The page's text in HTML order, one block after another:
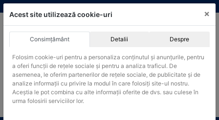
Skip
to
Produsele pot fi achizitionate si in sistemul SEAP / SICAP
Products
search
CAUTARE
Acest site utilizează cookie-uri ×
Consimțământ Detalii Despre
Folosim cookie-uri pentru a personaliza conținutul și anunțurile, pentru
a oferi funcții de rețele sociale și pentru a analiza traficul. De
asemenea, le oferim partenerilor de rețele sociale, de publicitate și de
analize informații cu privire la modul în care folosiți site-ul nostru.
Aceștia le pot combina cu alte informații oferite de dvs. sau culese în
urma folosirii serviciilor lor.